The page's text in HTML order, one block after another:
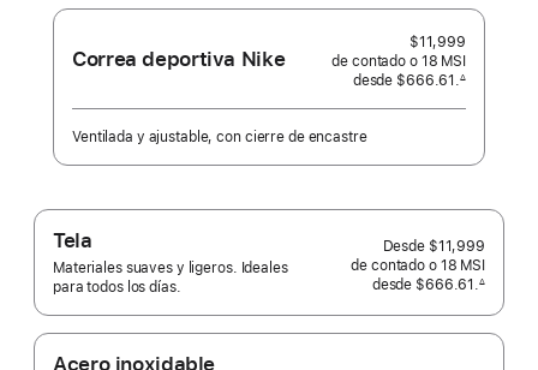
Bloom
Correa deportiva Nike
$11,999
de contado o 18 MSI
desde $666.61.∆
Ventilada y ajustable, con cierre de encastre
Tela
Materiales suaves y ligeros. Ideales
para todos los días.
Desde $11,999
de contado o 18 MSI
desde $666.61.∆
Acero inoxidable